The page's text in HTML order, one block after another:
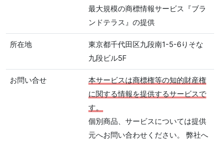
最大規模の商標情報サービス『ブラ
ンドテラス』の提供
所在地
東京都千代田区九段南1-5-6りそな
九段ビル5F
お問い合せ
本サービスは商標権等の知的財産権
に関する情報を提供するサービスで
す。
個別商品、サービスについては提供
元へお問い合わせください。 弊社へ